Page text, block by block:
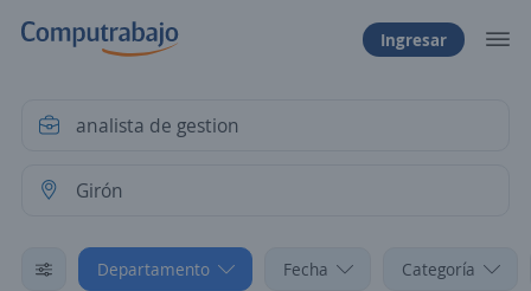
Ingresar
Departamento Fecha Categoría